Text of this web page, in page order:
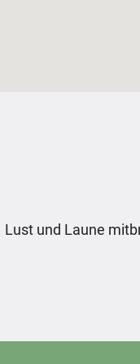
und Laune